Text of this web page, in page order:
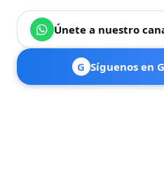
Únete a nuestro
G Síguenos en